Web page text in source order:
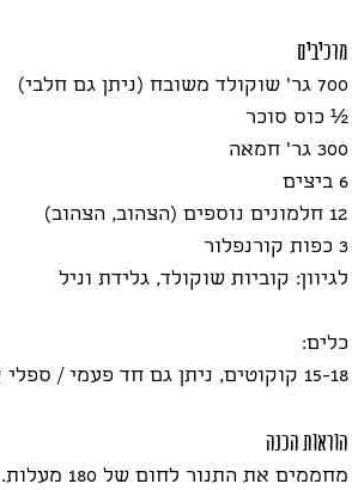
מרכיבים
700 גר' שוקולד משובח (ניתן גם חלבי)
½ כוס סוכר
300 גר' חמאה
6 ביצים
12 חלמונים נוספים (הצהוב, הצהוב)
3 כפות קורנפלור
לגיוון: קוביות שוקולד, גלידת וניל
כלים:
15-18 קוקוטים, ניתן גם חד פעמי / ספלי קפה חסיני אש / תבניות אישיות למאפין
הוראות הכנה
מחממים את התנור לחום של 180 מעלות.